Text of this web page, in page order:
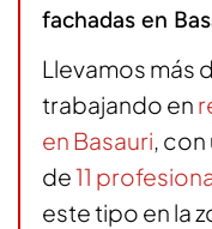
fachadas en
Llevamos más
trabajando en
en Basauri,
de11
este tipo en la